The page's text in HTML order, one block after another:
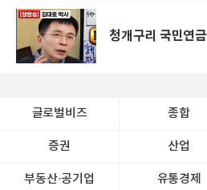
청개구리 국민연금
글로벌비즈 종합
증권 산업
부동산·공기업 유통경제